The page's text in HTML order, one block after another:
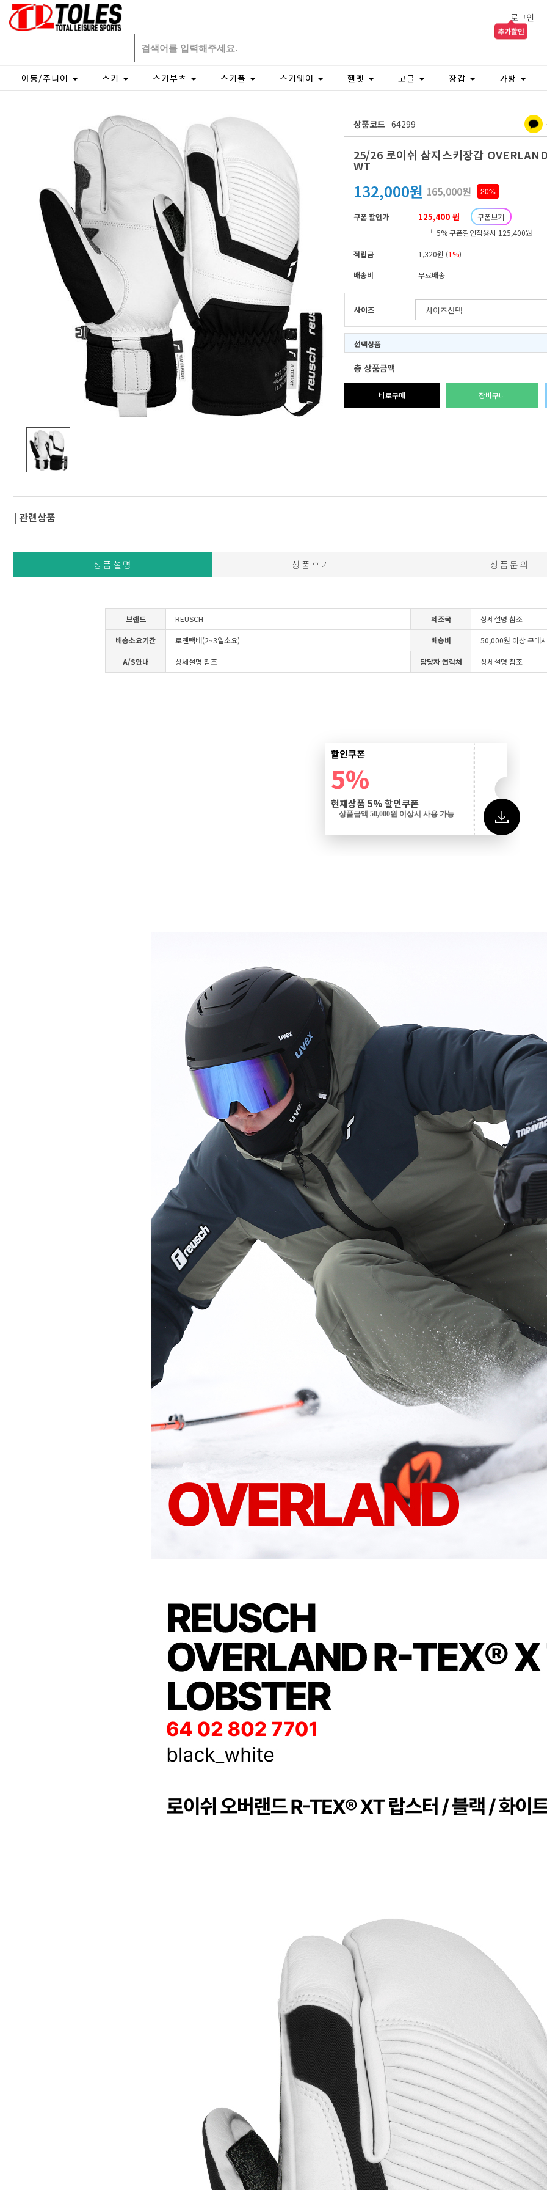
추가할인
로그인
아동/주니어 스키 스키부츠 스키폴 스키웨어 헬멧 고글 장갑 가방
Home 장갑
상품코드 64299
25/26 로이쉬 삼지스키장갑
WT
132,000원 165,000원 20%
쿠폰 할인가 125,400 원
쿠폰보기
└ 5% 쿠폰할인적용시 125,400원
적립금 1,320원 (1%)
배송비
무료배송
사이즈
선택상품
총 상품금액
바로구매 장바구니
| 관련상품
상품설명 상품후기 상품문의
브랜드 REUSCH 제조국 상세설명 참조
배송소요기간 로젠택배(2~3일소요) 배송비 50,000원 이상 구매시
A/S안내 상세설명 참조 담당자 연락처 상세설명 참조
할인쿠폰
5%
현재상품 5% 할인쿠폰
상품금액 50,000원 이상시 사용 가능